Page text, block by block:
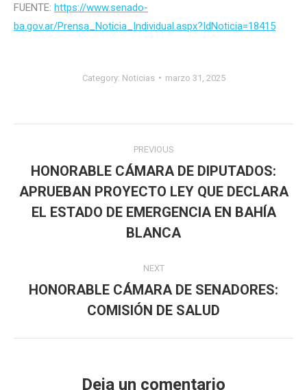
FUENTE: https://www.senado-
ba.gov.ar/Prensa_Noticia_Individual.aspx?IdNoticia=18415
Category: Noticias marzo 31, 2025
navigation
PREVIOUS
Previous
post:
HONORABLE CÁMARA DE DIPUTADOS:
APRUEBAN PROYECTO LEY QUE DECLARA
EL ESTADO DE EMERGENCIA EN BAHÍA
BLANCA
NEXT
Next
post:
HONORABLE CÁMARA DE SENADORES:
COMISIÓN DE SALUD
Deja un comentario